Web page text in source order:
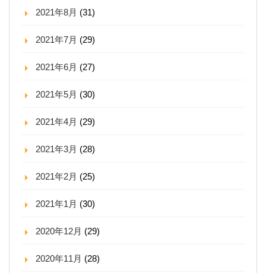
2021年8月 (31)
2021年7月 (29)
2021年6月 (27)
2021年5月 (30)
2021年4月 (29)
2021年3月 (28)
2021年2月 (25)
2021年1月 (30)
2020年12月 (29)
2020年11月 (28)